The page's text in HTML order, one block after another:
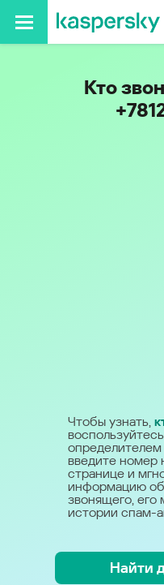
Кто
Чтобы узнать,
введите номер
странице и
информацию
звонящего,
истории спам-
Найти